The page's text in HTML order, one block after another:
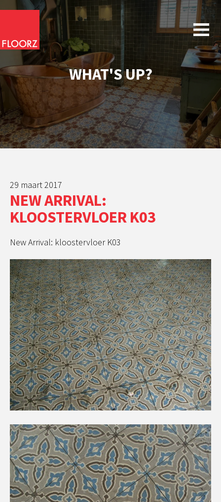
WHAT'S UP?
29 maart 2017
NEW ARRIVAL:
KLOOSTERVLOER K03
New Arrival: kloostervloer K03